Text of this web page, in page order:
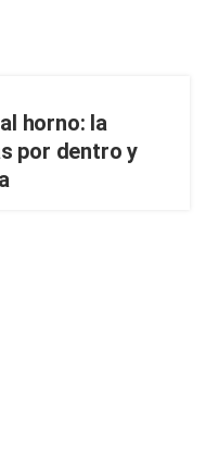
horno: la
por dentro y